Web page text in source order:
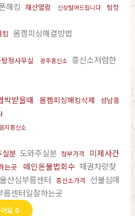
해킹 재산열람 신상털어드립니다
탐정
몸캠피싱해결방법
정사무실 광주흥신소 흥신소저렴한
박받을때 몸캠피싱해킹삭제
성남흥
음지흥신소
실분 도와주실분 청부가격
미제사건
는곳 떼인돈불법회수 채권차량찾
울산심부름센터 흥신소가격
선불심매
름센터일잘하는곳
요 0